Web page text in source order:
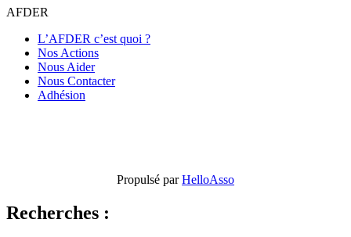
AFDER
L’AFDER c’est quoi ?
Nos Actions
Nous Aider
Nous Contacter
Adhésion
Propulsé parHelloAsso
Recherches :